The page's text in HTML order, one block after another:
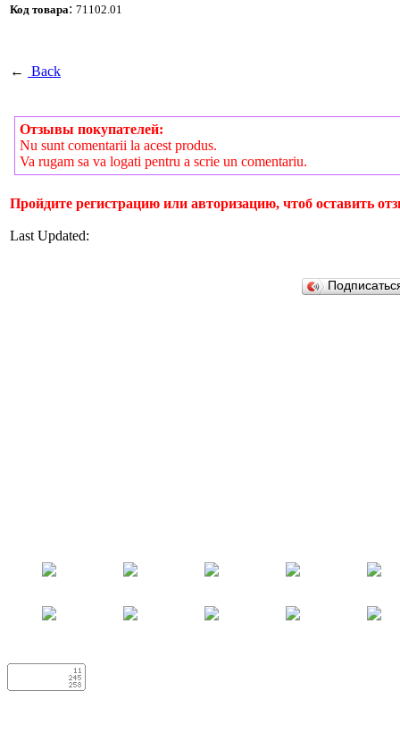
Код товара: 71102.01
← Back
Отзывы покупателей:
Nu sunt comentarii la acest produs.
Va rugam sa va logati pentru a scrie un comentariu.
Пройдите регистрацию или авторизацию, чтоб оставить
Last Updated: